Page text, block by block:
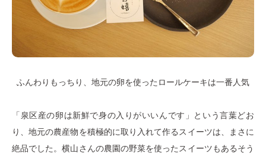
ふんわりもっちり、地元の卵を使ったロールケーキは一番人気
「泉区産の卵は新鮮で身の入りがいいんです」という言葉どお
り、地元の農産物を積極的に取り入れて作るスイーツは、まさに
絶品でした。横山さんの農園の野菜を使ったスイーツもあるそう